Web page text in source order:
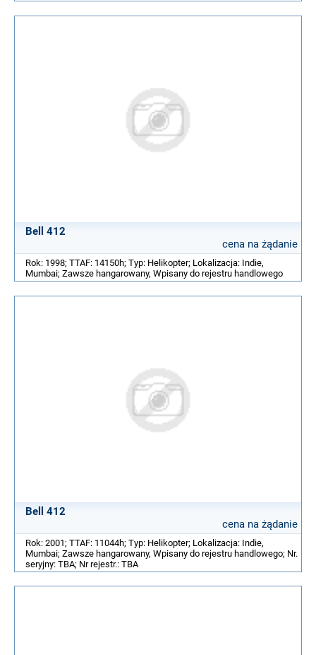
Bell 412
cena na żądanie
Rok: 1998; TTAF: 14150h; Typ: Helikopter; Lokalizacja: Indie,
Mumbai; Zawsze hangarowany, Wpisany do rejestru handlowego
Bell 412
cena na żądanie
Rok: 2001; TTAF: 11044h; Typ: Helikopter; Lokalizacja: Indie,
Mumbai; Zawsze hangarowany, Wpisany do rejestru handlowego; Nr.
seryjny: TBA; Nr rejestr.: TBA